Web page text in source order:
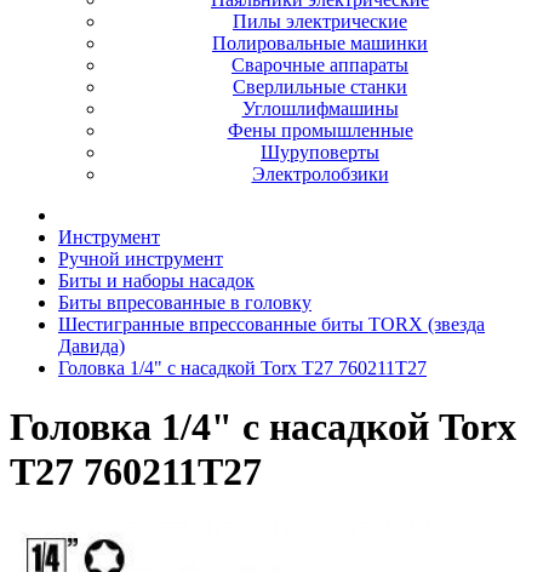
Пилы электрические
Полировальные машинки
Сварочные аппараты
Сверлильные станки
Углошлифмашины
Фены промышленные
Шуруповерты
Электролобзики
Инструмент
Pучнoй инcтpумeнт
Биты и нaбopы нacaдoк
Биты впpecoвaнныe в гoлoвку
Шecтигpaнныe впpeccoвaнныe биты TORX (звeздa
Дaвидa)
Головка 1/4" с насадкой Torx T27 760211T27
Головка 1/4" с насадкой Torx
T27 760211T27